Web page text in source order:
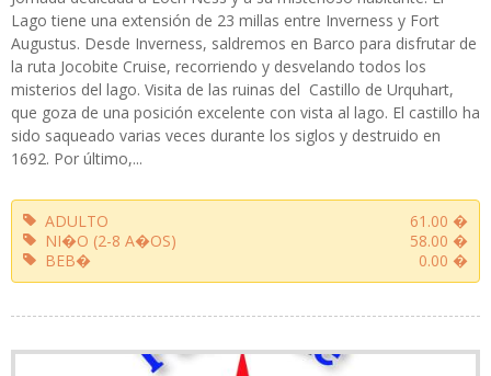
Lago tiene una extensión de 23 millas entre Inverness y Fort
Augustus. Desde Inverness, saldremos en Barco para disfrutar de
la ruta Jocobite Cruise, recorriendo y desvelando todos los
misterios del lago. Visita de las ruinas del Castillo de Urquhart,
que goza de una posición excelente con vista al lago. El castillo ha
sido saqueado varias veces durante los siglos y destruido en
1692. Por último,...
ADULTO
61.00 �
NI�O (2-8 A�OS)
58.00 �
BEB�
0.00 �